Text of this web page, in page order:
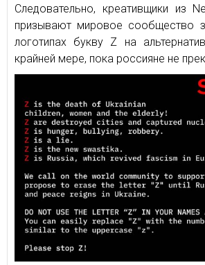
Следовательно, креативщики из
призывают мировое сообщество
логотипах букву Z на
крайней мере, пока россияне не